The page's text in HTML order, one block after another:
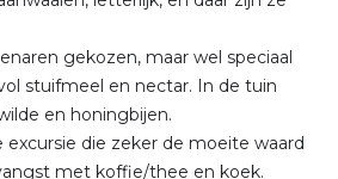
gekozen, maar wel speciaal
stuifmeel en nectar. In de tuin
en honingbijen.
excursie die zeker de moeite waard
met koffie/thee en koek.